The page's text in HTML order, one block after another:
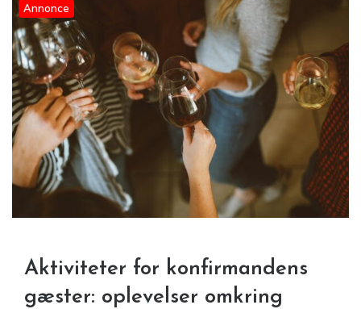
Annonce
Aktiviteter for konfirmandens
gæster: oplevelser omkring